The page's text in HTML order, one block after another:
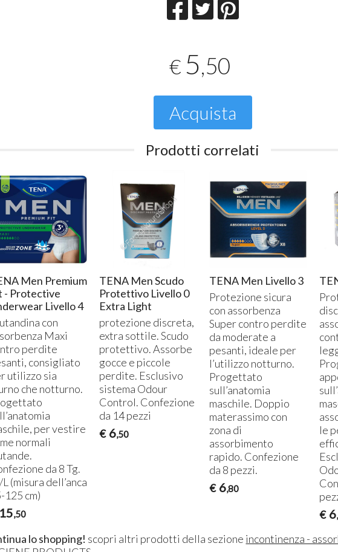
€ 5,50
Acquista
Prodotti correlati
Men Premium
- Protective
Livello 4
con
Maxi
perdite
consigliato
utilizzo sia
che notturno.
per vestire
normali
da 8 Tg.
(misura dell’anca
125 cm)
15,50
TENA Men Scudo
Protettivo Livello 0
Extra Light
protezione discreta,
extra sottile. Scudo
protettivo. Assorbe
gocce e piccole
perdite. Esclusivo
sistema Odour
Control. Confezione
da 14 pezzi
€ 6,50
TENA Men Livello 3
Protezione sicura
con assorbenza
Super contro perdite
da moderate a
pesanti, ideale per
l’utilizzo notturno.
Progettato
sull’anatomia
maschile. Doppio
materassimo con
zona di
assorbimento
rapido. Confezione
da 8 pezzi.
€ 6,80
le
€ 6
lo shopping! scopri altri prodotti della sezione incontinenza -
CURARSI CON I FUNGHI: IL
REISHI o GANODERMA
LUCIDUM
15-07-2017
Il Reishi o Ganoderma lucidum
è un fungo medicinale orientale
tra i più apprezzati al mondo per
le sue proprietà terapeutiche,
oggi confermate dall...
Leggi tutto